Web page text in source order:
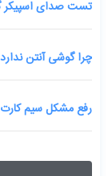
تست صدای
چرا گوشی آنتن ندارد
رفع مشکل سیم کارت